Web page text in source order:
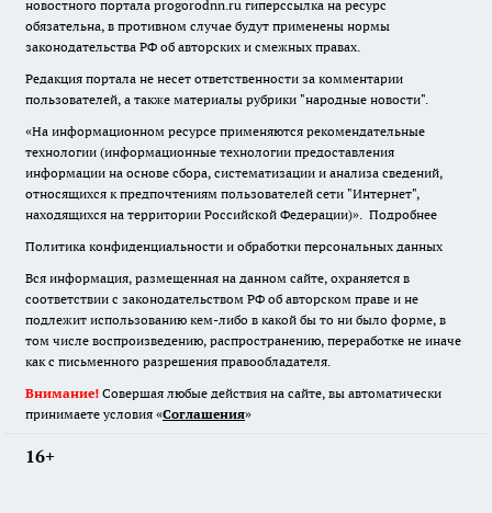
новостного портала progorodnn.ru гиперссылка на ресурс
обязательна, в противном случае будут применены нормы
законодательства РФ об авторских и смежных правах.
Редакция портала не несет ответственности за комментарии
пользователей, а также материалы рубрики "народные новости".
«На информационном ресурсе применяются рекомендательные
технологии (информационные технологии предоставления
информации на основе сбора, систематизации и анализа сведений,
относящихся к предпочтениям пользователей сети "Интернет",
находящихся на территории Российской Федерации)». Подробнее
Политика конфиденциальности и обработки персональных данных
Вся информация, размещенная на данном сайте, охраняется в
соответствии с законодательством РФ об авторском праве и не
подлежит использованию кем-либо в какой бы то ни было форме, в
том числе воспроизведению, распространению, переработке не иначе
как с письменного разрешения правообладателя.
Внимание! Совершая любые действия на сайте, вы автоматически
принимаете условия «Cоглашения»
16+